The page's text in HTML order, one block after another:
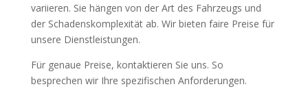
variieren. Sie hängen von der Art des Fahrzeugs und
der Schadenskomplexität ab. Wir bieten faire Preise für
unsere Dienstleistungen.
Für genaue Preise, kontaktieren Sie uns. So
besprechen wir Ihre spezifischen Anforderungen.